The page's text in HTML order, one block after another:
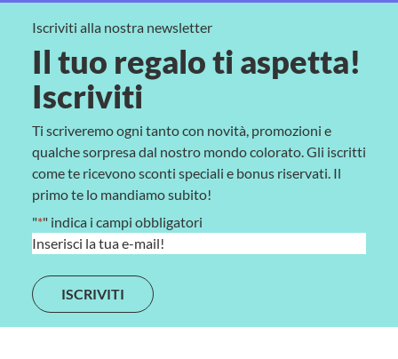
Iscriviti alla nostra newsletter
Il tuo regalo ti aspetta!
Iscriviti
Ti scriveremo ogni tanto con novità, promozioni e
qualche sorpresa dal nostro mondo colorato. Gli iscritti
come te ricevono sconti speciali e bonus riservati. Il
primo te lo mandiamo subito!
"*" indica i campi obbligatori
E
a
i
l